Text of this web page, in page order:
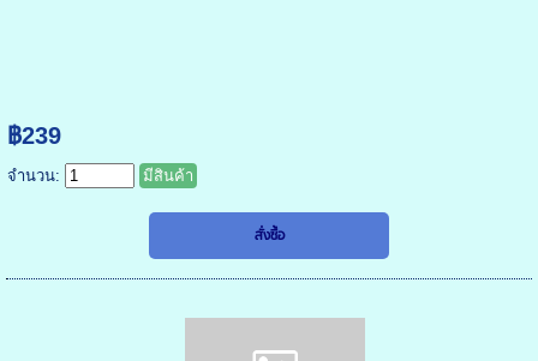
฿239
จำนวน: มีสินค้า